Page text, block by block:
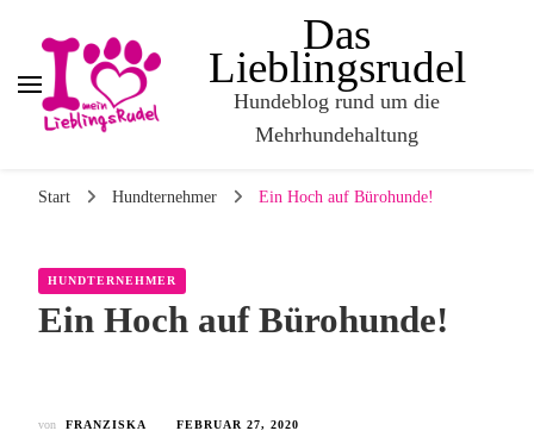
Das
Lieblingsrudel
Hundeblog rund um die
Mehrhundehaltung
Start Hundternehmer Ein Hoch auf Bürohunde!
HUNDTERNEHMER
Ein Hoch auf Bürohunde!
von FRANZISKA
FEBRUAR 27, 2020